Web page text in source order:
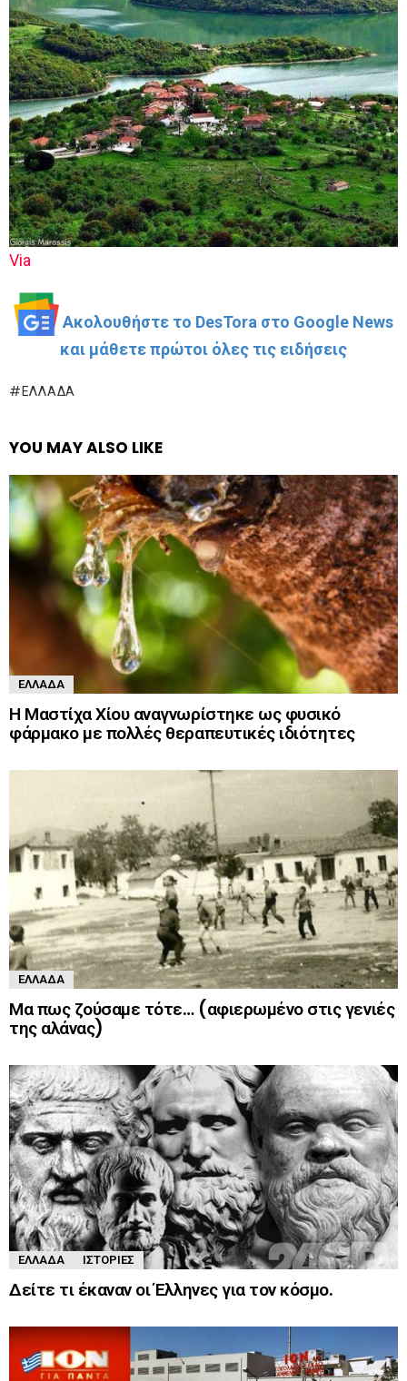
Via
Ακολουθήστε το DesTora στο Google News
και μάθετε πρώτοι όλες τις ειδήσεις
ΕΛΛΆΔΑ
YOU MAY ALSO LIKE
ΕΛΛΆΔΑ
Η Μαστίχα Χίου αναγνωρίστηκε ως φυσικό
φάρμακο με πολλές θεραπευτικές ιδιότητες
ΕΛΛΆΔΑ
Μα πως ζούσαμε τότε… (αφιερωμένο στις γενιές
της αλάνας)
ΕΛΛΆΔΑ ΙΣΤΟΡΊΕΣ
Δείτε τι έκαναν οι Έλληνες για τον κόσμο.